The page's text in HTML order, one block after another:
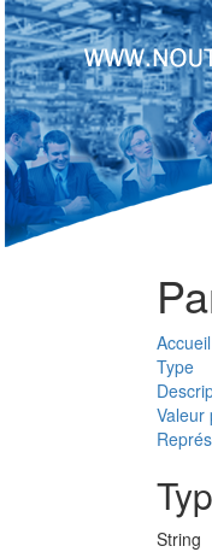
Accueil
Type
Valeur
String